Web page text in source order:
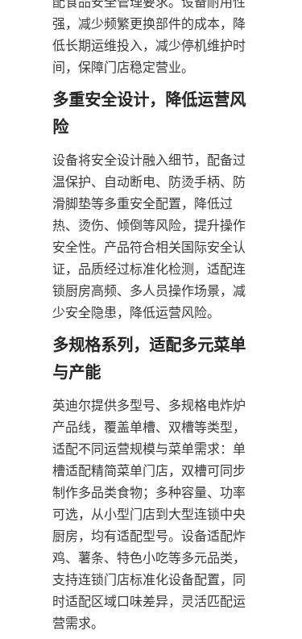
强，减少频繁更换部件的成本，降
低长期运维投入，减少停机维护时
间，保障门店稳定营业。
多重安全设计，降低运营风
险
设备将安全设计融入细节，配备过
温保护、自动断电、防烫手柄、防
滑脚垫等多重安全配置，降低过
热、烫伤、倾倒等风险，提升操作
安全性。产品符合相关国际安全认
证，品质经过标准化检测，适配连
锁厨房高频、多人员操作场景，减
少安全隐患，降低运营风险。
多规格系列，适配多元菜单
与产能
英迪尔提供多型号、多规格电炸炉
产品线，覆盖单槽、双槽等类型，
适配不同运营规模与菜单需求：单
槽适配精简菜单门店，双槽可同步
制作多品类食物；多种容量、功率
可选，从小型门店到大型连锁中央
厨房，均有适配型号。设备适配炸
鸡、薯条、特色小吃等多元品类，
支持连锁门店标准化设备配置，同
时适配区域口味差异，灵活匹配运
营需求。